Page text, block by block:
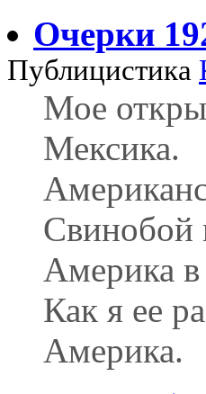
Очерки
Публицистика
Мое
Мексика.
Свинобой
Америка в
Как я ее
Америка.